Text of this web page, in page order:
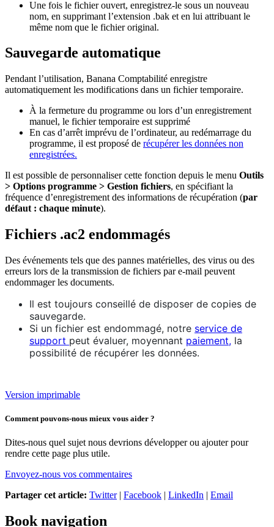
Une fois le fichier ouvert, enregistrez-le sous un nouveau
nom, en supprimant l’extension .bak et en lui attribuant le
même nom que le fichier original.
Sauvegarde automatique
Pendant l’utilisation, Banana Comptabilité enregistre
automatiquement les modifications dans un fichier temporaire.
À la fermeture du programme ou lors d’un enregistrement
manuel, le fichier temporaire est supprimé
En cas d’arrêt imprévu de l’ordinateur, au redémarrage du
programme, il est proposé de récupérer les données non
enregistrées.
Il est possible de personnaliser cette fonction depuis le menu Outils
> Options programme > Gestion fichiers, en spécifiant la
fréquence d’enregistrement des informations de récupération (par
défaut : chaque minute).
Fichiers .ac2 endommagés
Des événements tels que des pannes matérielles, des virus ou des
erreurs lors de la transmission de fichiers par e-mail peuvent
endommager les documents.
Il est toujours conseillé de disposer de copies de
sauvegarde.
Si un fichier est endommagé, notre service de
support peut évaluer, moyennant paiement, la
possibilité de récupérer les données.
Version imprimable
Comment pouvons-nous mieux vous aider ?
Dites-nous quel sujet nous devrions développer ou ajouter pour
rendre cette page plus utile.
Envoyez-nous vos commentaires
Partager cet article: Twitter| Facebook LinkedIn Email
Book navigation